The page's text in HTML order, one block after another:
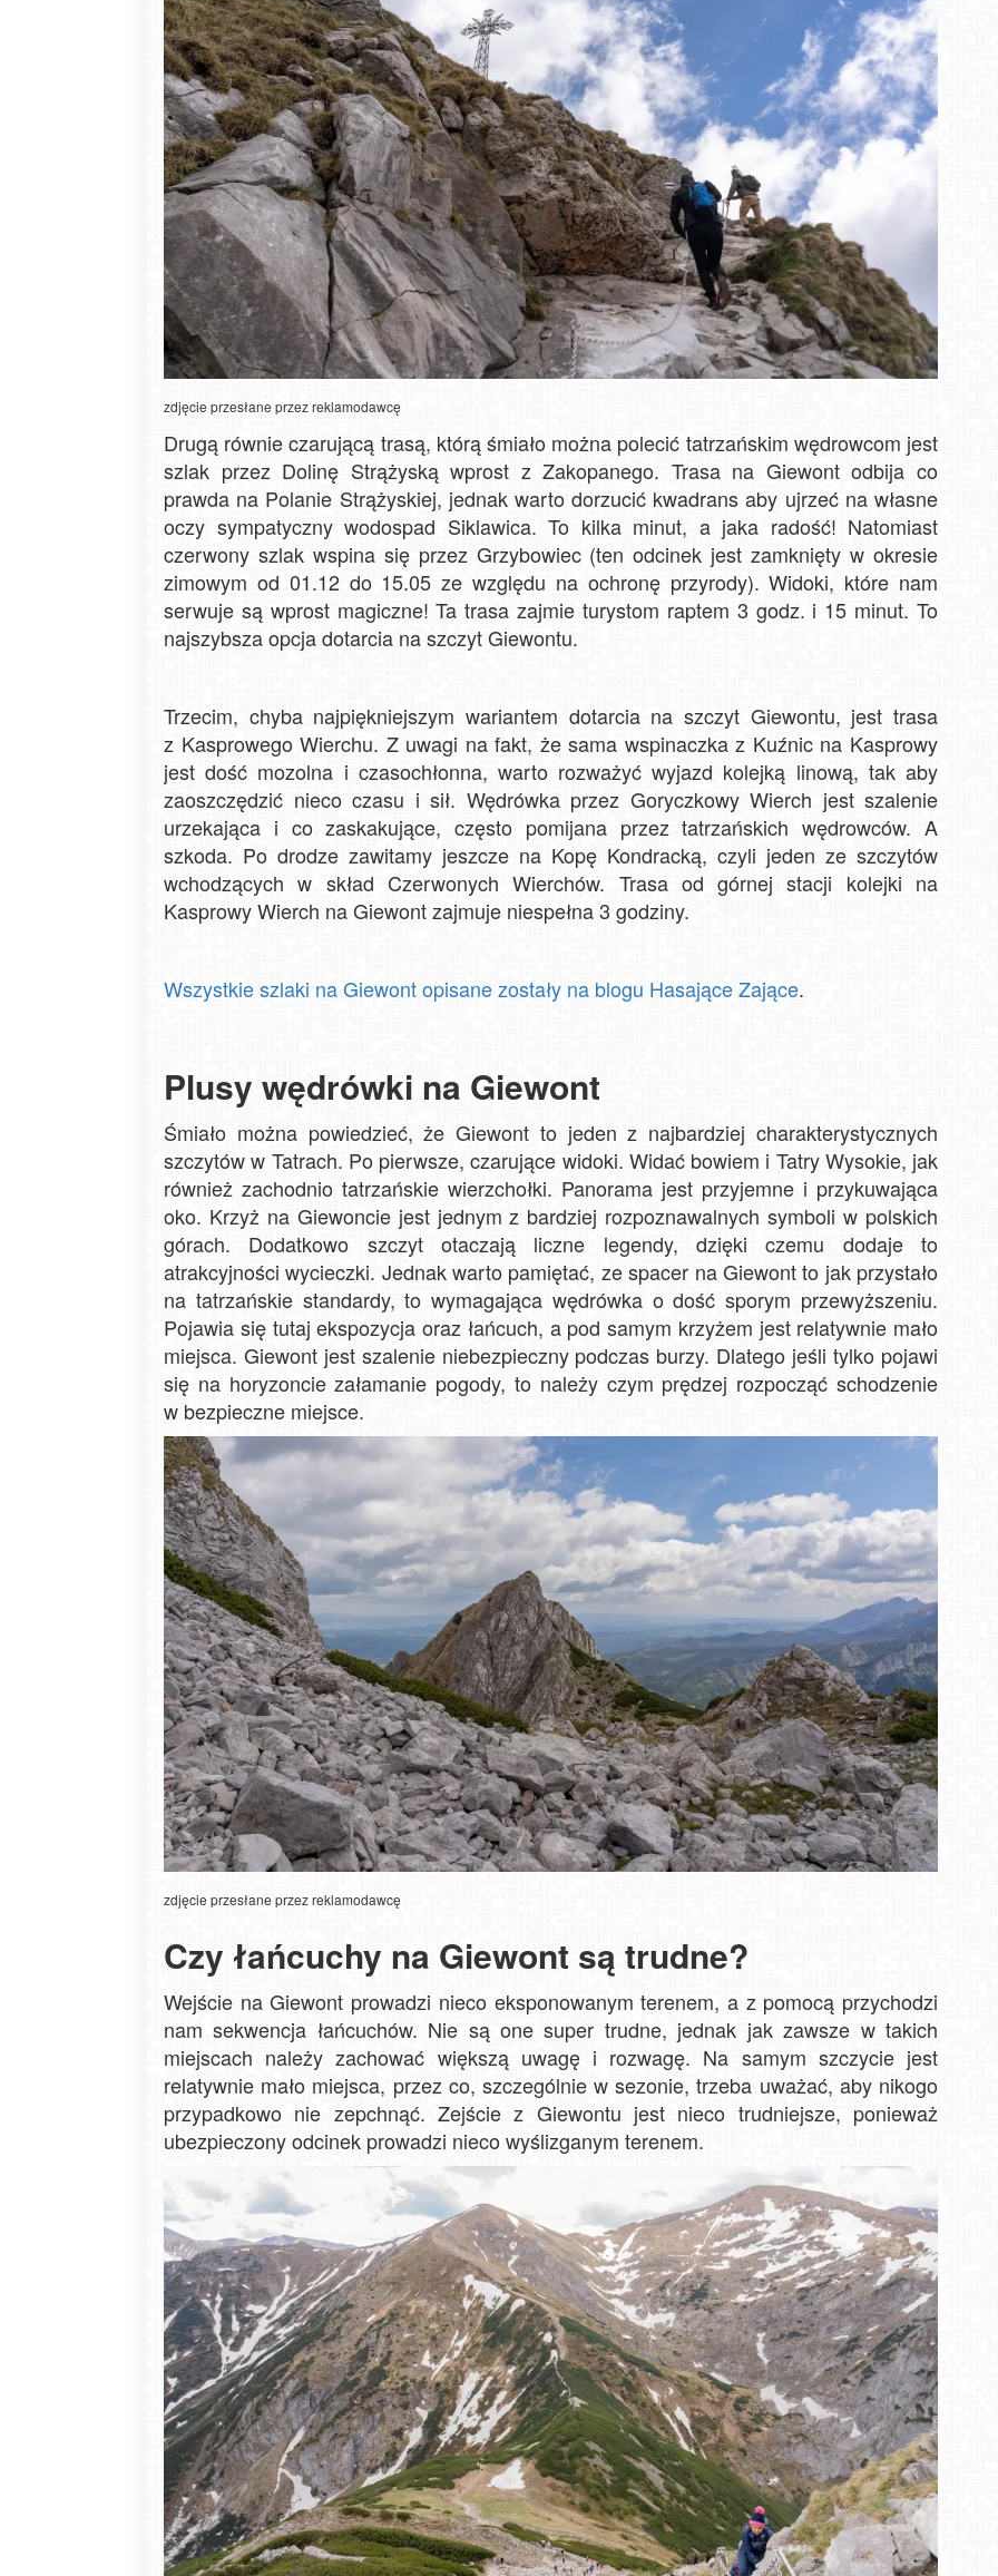
zdjęcie przesłane przez reklamodawcę
Drugą równie czarującą trasą, którą śmiało można polecić tatrzańskim wędrowcom jest
szlak przez Dolinę Strążyską wprost z Zakopanego. Trasa na Giewont odbija co
prawda na Polanie Strążyskiej, jednak warto dorzucić kwadrans aby ujrzeć na własne
oczy sympatyczny wodospad Siklawica. To kilka minut, a jaka radość! Natomiast
czerwony szlak wspina się przez Grzybowiec (ten odcinek jest zamknięty w okresie
zimowym od 01.12 do 15.05 ze względu na ochronę przyrody). Widoki, które nam
serwuje są wprost magiczne! Ta trasa zajmie turystom raptem 3 godz. i 15 minut. To
najszybsza opcja dotarcia na szczyt Giewontu.
Trzecim, chyba najpiękniejszym wariantem dotarcia na szczyt Giewontu, jest trasa
z Kasprowego Wierchu. Z uwagi na fakt, że sama wspinaczka z Kuźnic na Kasprowy
jest dość mozolna i czasochłonna, warto rozważyć wyjazd kolejką linową, tak aby
zaoszczędzić nieco czasu i sił. Wędrówka przez Goryczkowy Wierch jest szalenie
urzekająca i co zaskakujące, często pomijana przez tatrzańskich wędrowców. A
szkoda. Po drodze zawitamy jeszcze na Kopę Kondracką, czyli jeden ze szczytów
wchodzących w skład Czerwonych Wierchów. Trasa od górnej stacji kolejki na
Kasprowy Wierch na Giewont zajmuje niespełna 3 godziny.
Wszystkie szlaki na Giewont opisane zostały na blogu Hasające Zające.
Plusy wędrówki na Giewont
Śmiało można powiedzieć, że Giewont to jeden z najbardziej charakterystycznych
szczytów w Tatrach. Po pierwsze, czarujące widoki. Widać bowiem i Tatry Wysokie, jak
również zachodnio tatrzańskie wierzchołki. Panorama jest przyjemne i przykuwająca
oko. Krzyż na Giewoncie jest jednym z bardziej rozpoznawalnych symboli w polskich
górach. Dodatkowo szczyt otaczają liczne legendy, dzięki czemu dodaje to
atrakcyjności wycieczki. Jednak warto pamiętać, ze spacer na Giewont to jak przystało
na tatrzańskie standardy, to wymagająca wędrówka o dość sporym przewyższeniu.
Pojawia się tutaj ekspozycja oraz łańcuch, a pod samym krzyżem jest relatywnie mało
miejsca. Giewont jest szalenie niebezpieczny podczas burzy. Dlatego jeśli tylko pojawi
się na horyzoncie załamanie pogody, to należy czym prędzej rozpocząć schodzenie
w bezpieczne miejsce.
zdjęcie przesłane przez reklamodawcę
Czy łańcuchy na Giewont są trudne?
Wejście na Giewont prowadzi nieco eksponowanym terenem, a z pomocą przychodzi
nam sekwencja łańcuchów. Nie są one super trudne, jednak jak zawsze w takich
miejscach należy zachować większą uwagę i rozwagę. Na samym szczycie jest
relatywnie mało miejsca, przez co, szczególnie w sezonie, trzeba uważać, aby nikogo
przypadkowo nie zepchnąć. Zejście z Giewontu jest nieco trudniejsze, ponieważ
ubezpieczony odcinek prowadzi nieco wyślizganym terenem.